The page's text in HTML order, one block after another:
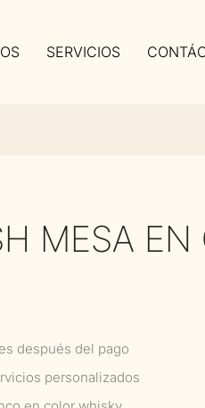
SERVICIOS
MESA EN
después del pago
personalizados